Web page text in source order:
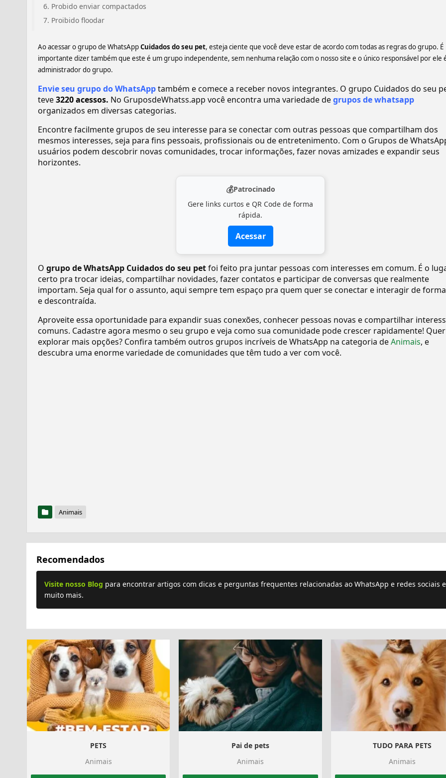
Probido enviar compactados
Proibido floodar
Ao acessar o grupo de WhatsAppCuidados do seu pet, esteja ciente que você deve estar de acordo com todas as regras do grupo. É
importante dizer também que este é um grupo independente, sem nenhuma relação com o nosso site e o único responsável por ele
administrador do grupo.
Envie seu grupo do WhatsApptambém e comece a receber novos integrantes. O grupo Cuidados do seu
teve3220 acessos. No GruposdeWhatss.app você encontra uma variedade degrupos de whatsapp
organizados em diversas categorias.
Encontre facilmente grupos de seu interesse para se conectar com outras pessoas que compartilham dos
mesmos interesses, seja para fins pessoais, profissionais ou de entretenimento. Com o Grupos de
usuários podem descobrir novas comunidades, trocar informações, fazer novas amizades e expandir seus
horizontes.
💰Patrocinado
Gere links curtos e QR Code de forma
rápida.
Acessar
O grupo de WhatsApp Cuidados do seu petfoi feito pra juntar pessoas com interesses em comum. É o
certo pra trocar ideias, compartilhar novidades, fazer contatos e participar de conversas que realmente
importam. Seja qual for o assunto, aqui sempre tem espaço pra quem quer se conectar e interagir de
e descontraída.
Aproveite essa oportunidade para expandir suas conexões, conhecer pessoas novas e compartilhar
comuns. Cadastre agora mesmo o seu grupo e veja como sua comunidade pode crescer rapidamente! Quer
explorar mais opções? Confira também outros grupos incríveis de WhatsApp na categoria deAnimais, e
descubra uma enorme variedade de comunidades que têm tudo a ver com você.
Animais
Recomendados
Visite nosso Blog para encontrar artigos com dicas e perguntas frequentes relacionadas ao WhatsApp e redes sociais e
muito mais.
PETS
Animais
Pai de pets
Animais
TUDO PARA PETS
Animais